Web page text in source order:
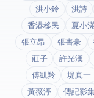
洪小鈴
洪詩
香港移民
夏小
張立昂
張書豪
莊子
許光漢
傅凱羚
堤真一
黃薇渟
傳記影集